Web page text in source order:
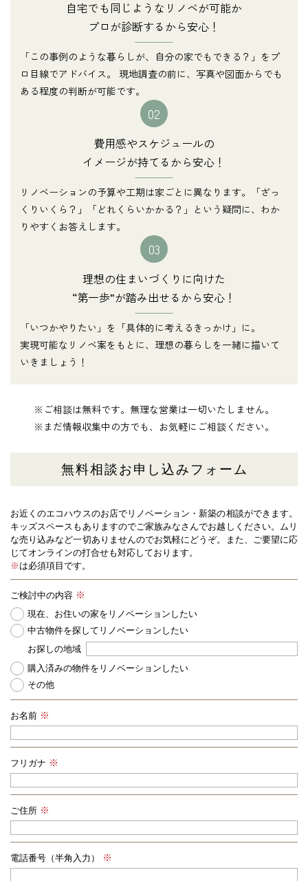
自宅でも同じようなリノベが可能か
プロが診断するから安心！
「この事例のような暮らしが、自分の家でもできる？」をプ
ロ目線でアドバイス。 現地調査の前に、写真や図面からでも
ある程度の判断が可能です。
02
費用感やスケジュールの
イメージが持てるから安心！
リノベーションの予算や工期は家ごとに異なります。「ざっ
くりいくら？」「どれくらいかかる？」という疑問に、わか
りやすくお答えします。
03
理想の住まいづくりに向けた
“第一歩”が踏み出せるから安心！
「いつかやりたい」を「具体的に考えるきっかけ」に。
実現可能なリノベ案をもとに、理想の暮らしを一緒に描いて
いきましょう！
※ご相談は無料です。無理な営業は一切いたしません。
※まだ情報収集中の方でも、お気軽にご相談ください。
無料相談お申し込みフォーム
お近くのエコハウスのお店でリノベーション・新築の相談ができます。
キッズスペースもありますのでご家族みなさんでお越しください。 ムリ
な売り込みなど一切ありませんのでお気軽にどうぞ。また、ご要望に応
じてオンラインの打合せも対応しております。
※ は必須項目です。
ご検討中の内容
現在、お住いの家をリノベーションしたい
中古物件を探してリノベーションしたい
お探しの地域
購入済みの物件をリノベーションしたい
その他
お名前
フリガナ
ご住所
電話番号（半角入力）